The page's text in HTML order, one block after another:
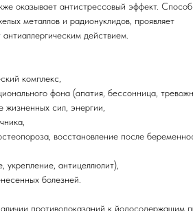
оказывает антистрессовый эффект.
металлов и радионуклидов, проявляет
действием.
комплекс,
фона (апатия, бессонница,
жизненных сил, энергии,
восстановление после
укрепление, антицеллюлит),
болезней.
противопоказаний к йодосодержащим